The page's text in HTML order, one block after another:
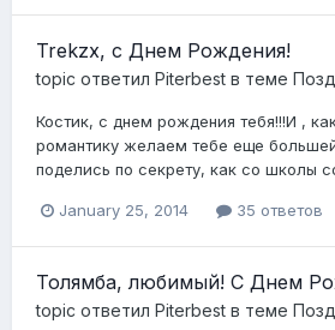
Trekzx, с Днем Рождения!
topic ответил Piterbest в теме
Костик, с днем рождения тебя!!!И ,
романтику желаем тебе еще большей
поделись по секрету, как со школы
January 25, 2014 35 ответов
Толямба, любимый! С Днем
topic ответил Piterbest в теме